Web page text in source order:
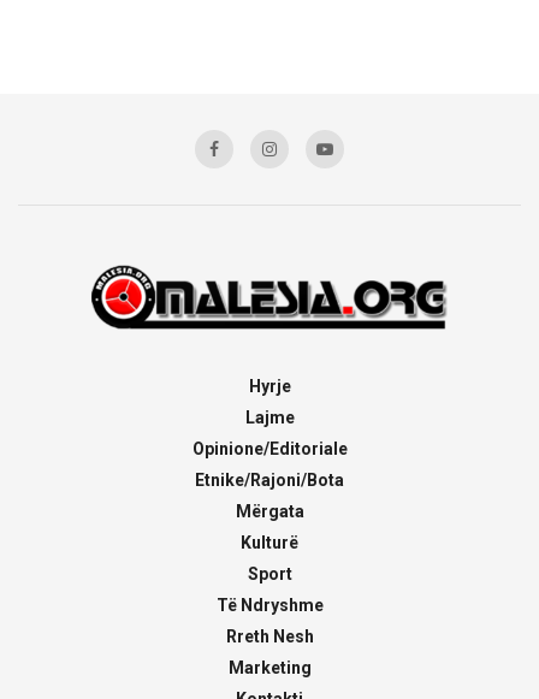
Hyrje
Lajme
Opinione/Editoriale
Etnike/Rajoni/Bota
Mërgata
Kulturë
Sport
Të Ndryshme
Rreth Nesh
Marketing